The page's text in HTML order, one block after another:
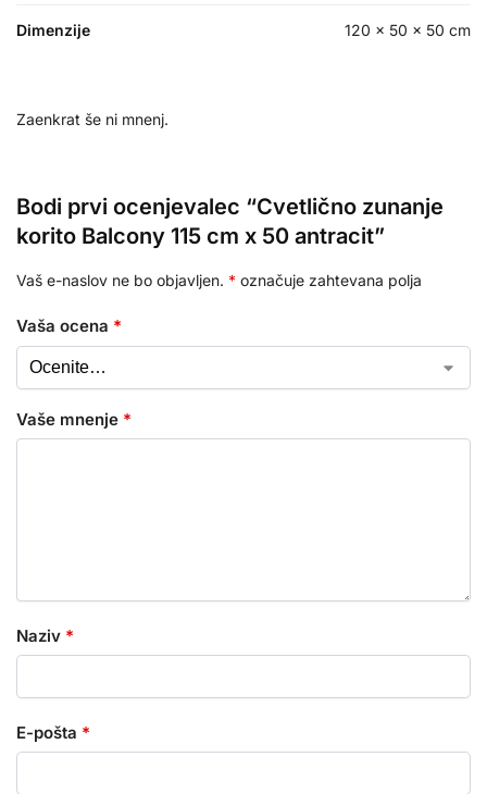
Dimenzije 120 × 50 × 50 cm
Zaenkrat še ni mnenj.
Bodi prvi ocenjevalec “Cvetlično zunanje
korito Balcony 115 cm x 50 antracit”
Vaš e-naslov ne bo objavljen. * označuje zahtevana polja
Vaša ocena *
Vaše mnenje *
Naziv *
E-pošta *